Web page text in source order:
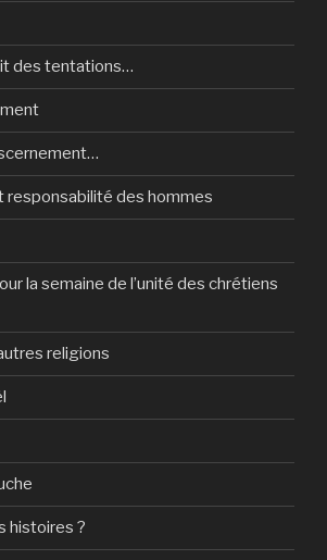
des tentations…
responsabilité des hommes
la semaine de l’unité des chrétiens
religions
histoires ?